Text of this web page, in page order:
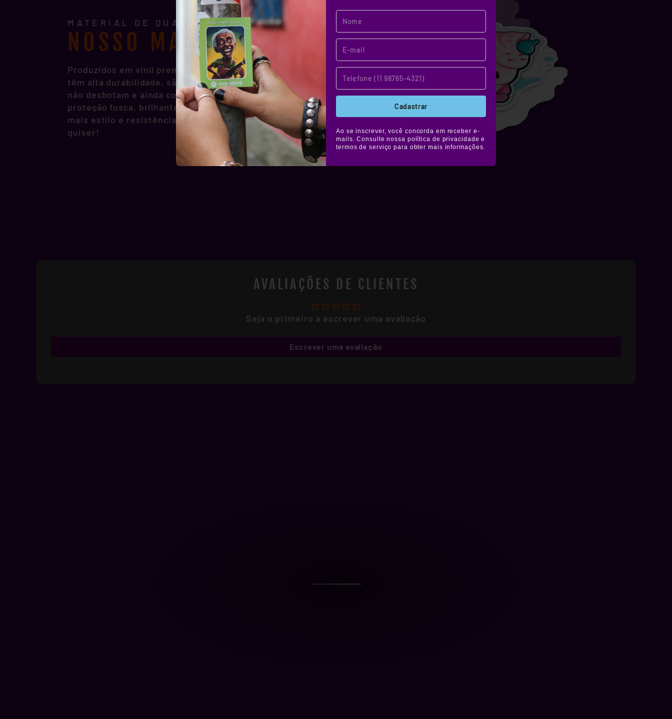
Cadastrar
Ao se inscrever, você concorda em receber e-
mails. Consulte nossa política de privacidade e
termos de serviço para obter mais informações.
MATERIAL DE QUALIDADE!
NOSSO MATERIAL
Produzidos em vinil premium, nossos stickers
têm alta durabilidade, são resistentes à água,
não desbotam e ainda contam com película de
proteção fosca, brilhante ou holográfica. Muito
mais estilo e resistência pra você colar onde
quiser!
AVALIAÇÕES DE CLIENTES
Seja o primeiro a escrever uma avaliação
Escrever uma avaliação